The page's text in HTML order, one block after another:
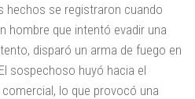
hechos se registraron cuando
hombre que intentó evadir una
disparó un arma de fuego en
sospechoso huyó hacia el
lo que provocó una